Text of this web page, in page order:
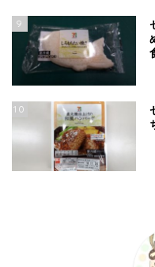
9
10